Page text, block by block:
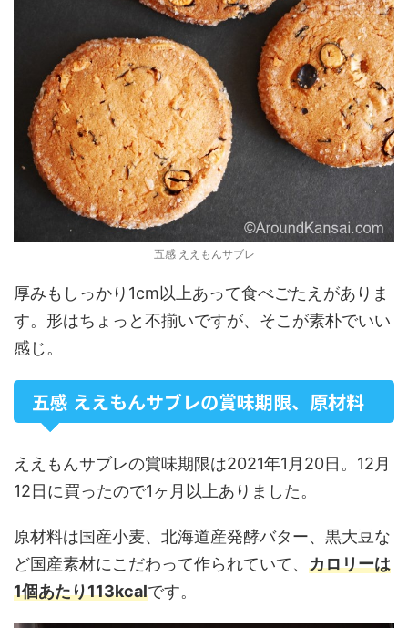
五感 ええもんサブレ
厚みもしっかり1cm以上あって食べごたえがありま
す。形はちょっと不揃いですが、そこが素朴でいい
感じ。
五感 ええもんサブレの賞味期限、原材料
ええもんサブレの賞味期限は2021年1月20日。12月
12日に買ったので1ヶ月以上ありました。
原材料は国産小麦、北海道産発酵バター、黒大豆な
ど国産素材にこだわって作られていて、 カロリーは
1個あたり113kcalです。